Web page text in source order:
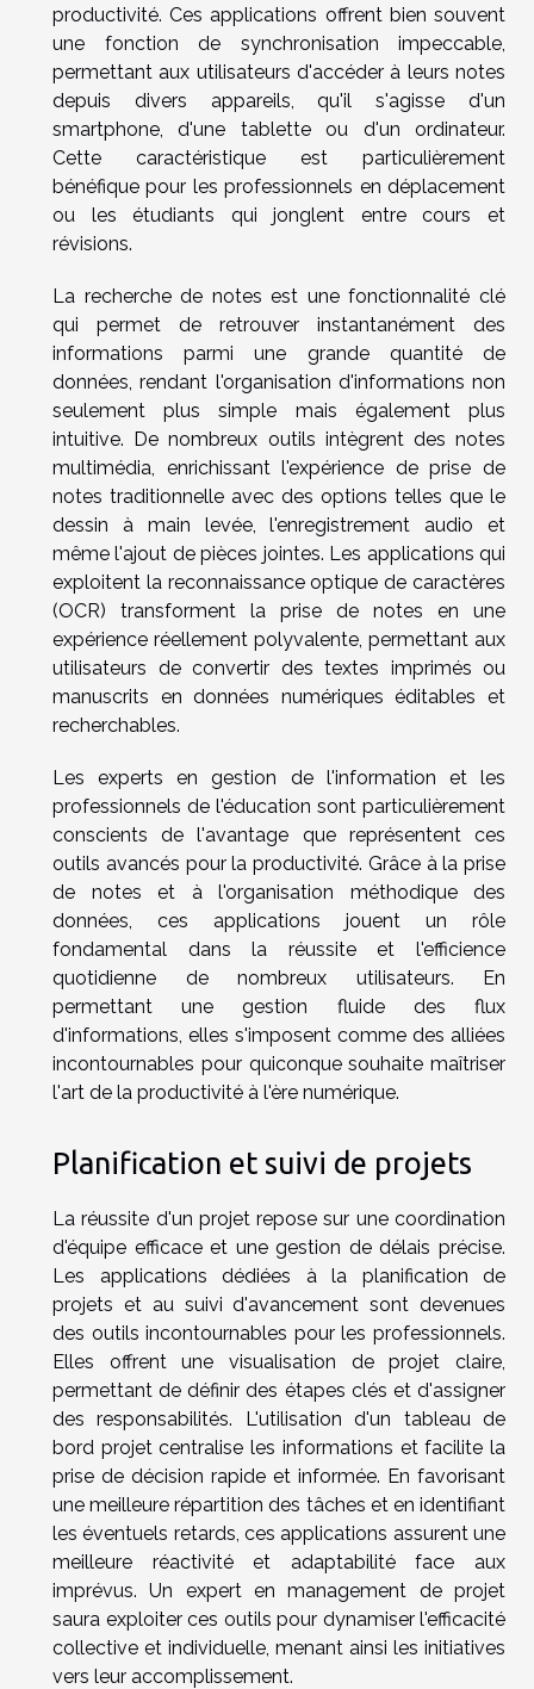
productivité. Ces applications offrent bien souvent
une fonction de synchronisation impeccable,
permettant aux utilisateurs d'accéder à leurs notes
depuis divers appareils, qu'il s'agisse d'un
smartphone, d'une tablette ou d'un ordinateur.
Cette caractéristique est particulièrement
bénéfique pour les professionnels en déplacement
ou les étudiants qui jonglent entre cours et
révisions.
La recherche de notes est une fonctionnalité clé
qui permet de retrouver instantanément des
informations parmi une grande quantité de
données, rendant l'organisation d'informations non
seulement plus simple mais également plus
intuitive. De nombreux outils intègrent des notes
multimédia, enrichissant l'expérience de prise de
notes traditionnelle avec des options telles que le
dessin à main levée, l'enregistrement audio et
même l'ajout de pièces jointes. Les applications qui
exploitent la reconnaissance optique de caractères
(OCR) transforment la prise de notes en une
expérience réellement polyvalente, permettant aux
utilisateurs de convertir des textes imprimés ou
manuscrits en données numériques éditables et
recherchables.
Les experts en gestion de l'information et les
professionnels de l'éducation sont particulièrement
conscients de l'avantage que représentent ces
outils avancés pour la productivité. Grâce à la prise
de notes et à l'organisation méthodique des
données, ces applications jouent un rôle
fondamental dans la réussite et l'efficience
quotidienne de nombreux utilisateurs. En
permettant une gestion fluide des flux
d'informations, elles s'imposent comme des alliées
incontournables pour quiconque souhaite maîtriser
l'art de la productivité à l'ère numérique.
Planification et suivi de projets
La réussite d'un projet repose sur une coordination
d'équipe efficace et une gestion de délais précise.
Les applications dédiées à la planification de
projets et au suivi d'avancement sont devenues
des outils incontournables pour les professionnels.
Elles offrent une visualisation de projet claire,
permettant de définir des étapes clés et d'assigner
des responsabilités. L'utilisation d'un tableau de
bord projet centralise les informations et facilite la
prise de décision rapide et informée. En favorisant
une meilleure répartition des tâches et en identifiant
les éventuels retards, ces applications assurent une
meilleure réactivité et adaptabilité face aux
imprévus. Un expert en management de projet
saura exploiter ces outils pour dynamiser l'efficacité
collective et individuelle, menant ainsi les initiatives
vers leur accomplissement.